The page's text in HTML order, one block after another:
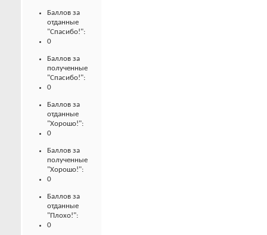
Баллов за
отданные
"Спасибо!":
0
Баллов за
полученные
"Спасибо!":
0
Баллов за
отданные
"Хорошо!":
0
Баллов за
полученные
"Хорошо!":
0
Баллов за
отданные
"Плохо!":
0